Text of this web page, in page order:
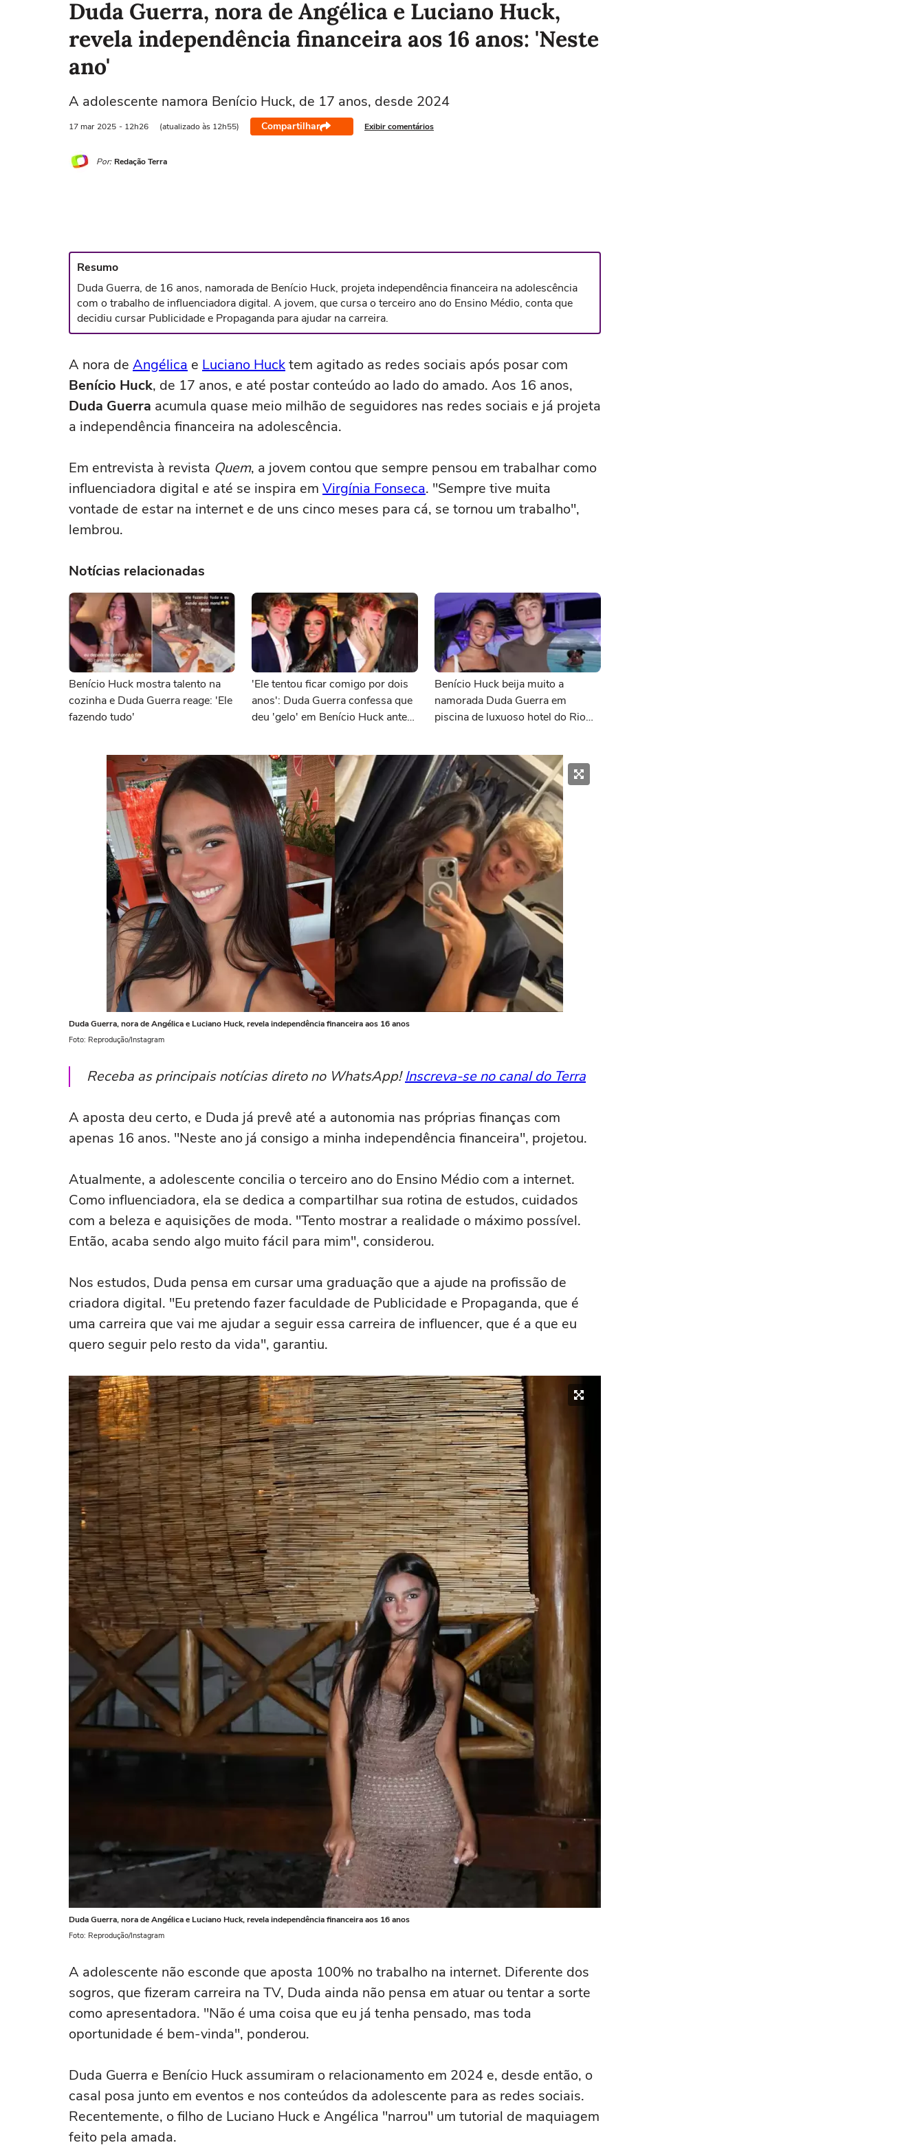
Duda Guerra, nora de Angélica e Luciano Huck,
revela independência financeira aos 16 anos: 'Neste
ano'
A adolescente namora Benício Huck, de 17 anos, desde 2024
17 mar 2025 - 12h26 (atualizado às 12h55) Compartilhar Exibir comentários
Por: Redação Terra
Resumo
Duda Guerra, de 16 anos, namorada de Benício Huck, projeta independência financeira na adolescência
com o trabalho de influenciadora digital. A jovem, que cursa o terceiro ano do Ensino Médio, conta que
decidiu cursar Publicidade e Propaganda para ajudar na carreira.
A nora de Angélica e Luciano Hucktem agitado as redes sociais após posar com
Benício Huck, de 17 anos, e até postar conteúdo ao lado do amado. Aos 16 anos,
Duda Guerra acumula quase meio milhão de seguidores nas redes sociais e já projeta
a independência financeira na adolescência.
Em entrevista à revista Quem, a jovem contou que sempre pensou em trabalhar como
influenciadora digital e até se inspira em Virgínia Fonseca. "Sempre tive muita
vontade de estar na internet e de uns cinco meses para cá, se tornou um trabalho",
lembrou.
Notícias relacionadas
Benício Huck mostra talento na
cozinha e Duda Guerra reage: 'Ele
fazendo tudo'
'Ele tentou ficar comigo por dois
anos': Duda Guerra confessa que
deu 'gelo' em Benício Huck antes
Benício Huck beija muito a
namorada Duda Guerra em
piscina de luxuoso hotel do Rio
Duda Guerra, nora de Angélica e Luciano Huck, revela independência financeira aos 16 anos
Foto: Reprodução/Instagram
Receba as principais notícias direto no WhatsApp!Inscreva-se no canal do Terra
A aposta deu certo, e Duda já prevê até a autonomia nas próprias finanças com
apenas 16 anos. "Neste ano já consigo a minha independência financeira", projetou.
Atualmente, a adolescente concilia o terceiro ano do Ensino Médio com a internet.
Como influenciadora, ela se dedica a compartilhar sua rotina de estudos, cuidados
com a beleza e aquisições de moda. "Tento mostrar a realidade o máximo possível.
Então, acaba sendo algo muito fácil para mim", considerou.
Nos estudos, Duda pensa em cursar uma graduação que a ajude na profissão de
criadora digital. "Eu pretendo fazer faculdade de Publicidade e Propaganda, que é
uma carreira que vai me ajudar a seguir essa carreira de influencer, que é a que eu
quero seguir pelo resto da vida", garantiu.
Duda Guerra, nora de Angélica e Luciano Huck, revela independência financeira aos 16 anos
Foto: Reprodução/Instagram
A adolescente não esconde que aposta 100% no trabalho na internet. Diferente dos
sogros, que fizeram carreira na TV, Duda ainda não pensa em atuar ou tentar a sorte
como apresentadora. "Não é uma coisa que eu já tenha pensado, mas toda
oportunidade é bem-vinda", ponderou.
Duda Guerra e Benício Huck assumiram o relacionamento em 2024 e, desde então, o
casal posa junto em eventos e nos conteúdos da adolescente para as redes sociais.
Recentemente, o filho de Luciano Huck e Angélica "narrou" um tutorial de maquiagem
feito pela amada.